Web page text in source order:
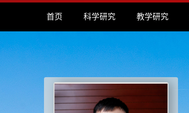
首页 科学研究 教学研究